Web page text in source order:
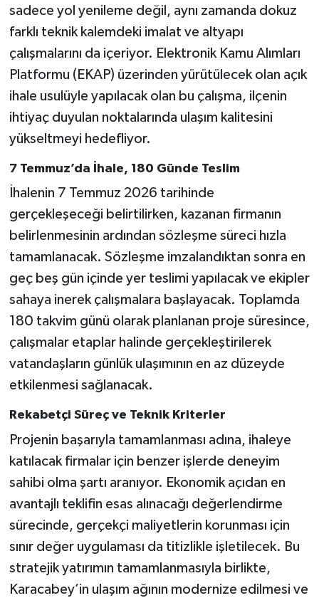
sadece yol yenileme değil, aynı zamanda dokuz
farklı teknik kalemdeki imalat ve altyapı
çalışmalarını da içeriyor. Elektronik Kamu Alımları
Platformu (EKAP) üzerinden yürütülecek olan açık
ihale usulüyle yapılacak olan bu çalışma, ilçenin
ihtiyaç duyulan noktalarında ulaşım kalitesini
yükseltmeyi hedefliyor.
7 Temmuz’da İhale, 180 Günde Teslim
İhalenin 7 Temmuz 2026 tarihinde
gerçekleşeceği belirtilirken, kazanan firmanın
belirlenmesinin ardından sözleşme süreci hızla
tamamlanacak. Sözleşme imzalandıktan sonra en
geç beş gün içinde yer teslimi yapılacak ve ekipler
sahaya inerek çalışmalara başlayacak. Toplamda
180 takvim günü olarak planlanan proje süresince,
çalışmalar etaplar halinde gerçekleştirilerek
vatandaşların günlük ulaşımının en az düzeyde
etkilenmesi sağlanacak.
Rekabetçi Süreç ve Teknik Kriterler
Projenin başarıyla tamamlanması adına, ihaleye
katılacak firmalar için benzer işlerde deneyim
sahibi olma şartı aranıyor. Ekonomik açıdan en
avantajlı teklifin esas alınacağı değerlendirme
sürecinde, gerçekçi maliyetlerin korunması için
sınır değer uygulaması da titizlikle işletilecek. Bu
stratejik yatırımın tamamlanmasıyla birlikte,
Karacabey’in ulaşım ağının modernize edilmesi ve